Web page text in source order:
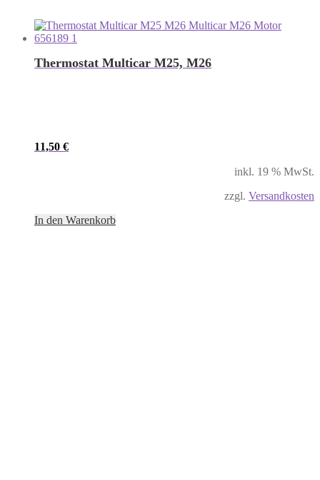
Thermostat Multicar M25, M26
11,50 €
inkl. 19 % MwSt.
zzgl. Versandkosten
In den Warenkorb